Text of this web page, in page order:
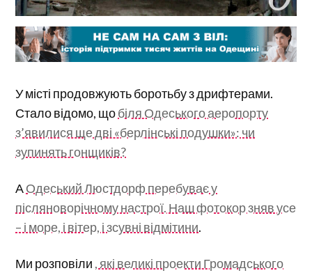
У місті продовжують боротьбу з дрифтерами.
Стало відомо, щобіля Одеського аеропорту
з’явилися ще дві «берлінські подушки»: чи
зупинять гонщиків?
АОдеський Люстдорф перебуває у
післяноворічному настрої. Наш фотокор зняв усе
– і море, і вітер, і зсувні відмітини.
Ми розповіли , які великі проекти Громадського